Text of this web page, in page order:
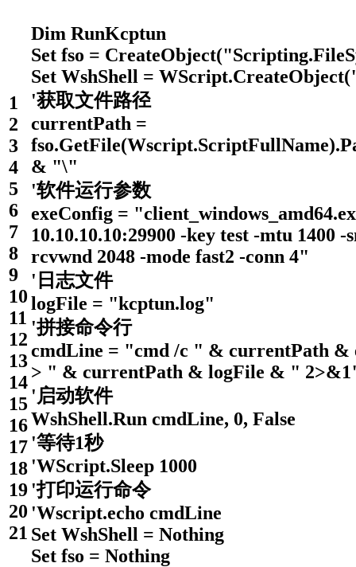
1
2
3
4
5
6
7
8
9
10
11
12
13
14
15
16
17
18
19
20
21
Dim RunKcptun
Set fso = CreateObject(
Set WshShell = WScript.CreateObject(
'获取文件路径
currentPath =
fso.GetFile(Wscript.ScriptFullName).
& "\"
'软件运行参数
exeConfig = "client_windows_amd64.
10.10.10.10:29900 -key test -mtu 1400 -
rcvwnd 2048 -mode fast2 -conn 4"
'日志文件
logFile = "kcptun.log"
'拼接命令行
cmdLine = "cmd /c " & currentPath &
> " & currentPath & logFile & " 2>&1
'启动软件
WshShell.Run cmdLine, 0, False
'等待1秒
'WScript.Sleep 1000
'打印运行命令
'Wscript.echo cmdLine
Set WshShell = Nothing
Set fso = Nothing